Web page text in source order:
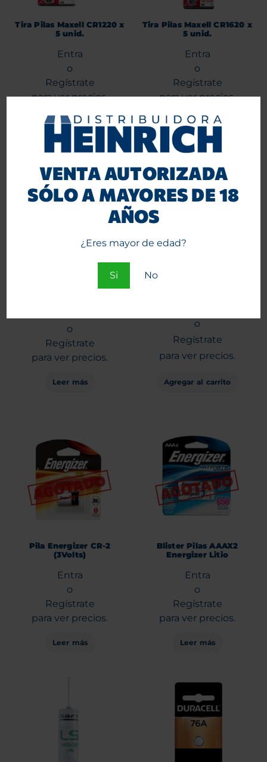
VENTA AUTORIZADA
SÓLO A MAYORES DE 18
AÑOS
¿Eres mayor de edad?
Si No
Tira Pilas Maxell CR1220 x
5 unid.
Entra
o
Regístrate
para ver precios.
Agregar al carrito
Tira Pilas Maxell CR1620 x
5 unid.
Entra
o
Regístrate
para ver precios.
Agregar al carrito
o
Regístrate
para ver precios.
Leer más
o
Regístrate
para ver precios.
Agregar al carrito
Pila Energizer CR-2
(3Volts)
Entra
o
Regístrate
para ver precios.
Leer más
Blister Pilas AAAX2
Energizer Litio
Entra
o
Regístrate
para ver precios.
Leer más